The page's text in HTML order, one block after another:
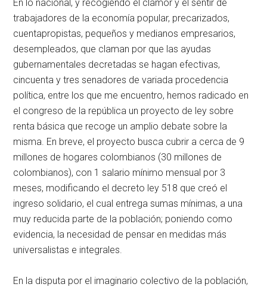
En lo nacional, y recogiendo el clamor y el sentir de
trabajadores de la economía popular, precarizados,
cuentapropistas, pequeños y medianos empresarios,
desempleados, que claman por que las ayudas
gubernamentales decretadas se hagan efectivas,
cincuenta y tres senadores de variada procedencia
política, entre los que me encuentro, hemos radicado en
el congreso de la república un proyecto de ley sobre
renta básica que recoge un amplio debate sobre la
misma. En breve, el proyecto busca cubrir a cerca de 9
millones de hogares colombianos (30 millones de
colombianos), con 1 salario mínimo mensual por 3
meses, modificando el decreto ley 518 que creó el
ingreso solidario, el cual entrega sumas mínimas, a una
muy reducida parte de la población; poniendo como
evidencia, la necesidad de pensar en medidas más
universalistas e integrales.
En la disputa por el imaginario colectivo de la población,